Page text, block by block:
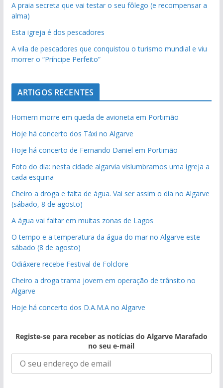
A praia secreta que vai testar o seu fôlego (e recompensar a
alma)
Esta igreja é dos pescadores
A vila de pescadores que conquistou o turismo mundial e viu
morrer o “Príncipe Perfeito”
ARTIGOS RECENTES
Homem morre em queda de avioneta em Portimão
Hoje há concerto dos Táxi no Algarve
Hoje há concerto de Fernando Daniel em Portimão
Foto do dia: nesta cidade algarvia vislumbramos uma igreja a
cada esquina
Cheiro a droga e falta de água. Vai ser assim o dia no Algarve
(sábado, 8 de agosto)
A água vai faltar em muitas zonas de Lagos
O tempo e a temperatura da água do mar no Algarve este
sábado (8 de agosto)
Odiáxere recebe Festival de Folclore
Cheiro a droga trama jovem em operação de trânsito no
Algarve
Hoje há concerto dos D.A.M.A no Algarve
Registe-se para receber as notícias do Algarve Marafado
no seu e-mail